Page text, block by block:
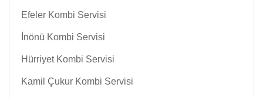
Efeler Kombi Servisi
İnönü Kombi Servisi
Hürriyet Kombi Servisi
Kamil Çukur Kombi Servisi